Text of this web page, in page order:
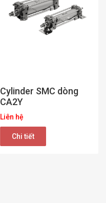
Cylinder SMC dòng
CA2Y
Liên hệ
Chi tiết